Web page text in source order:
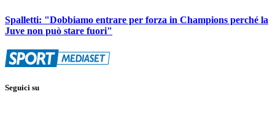
Spalletti: "Dobbiamo entrare per forza in Champions perché la
Juve non può stare fuori"
Seguici su